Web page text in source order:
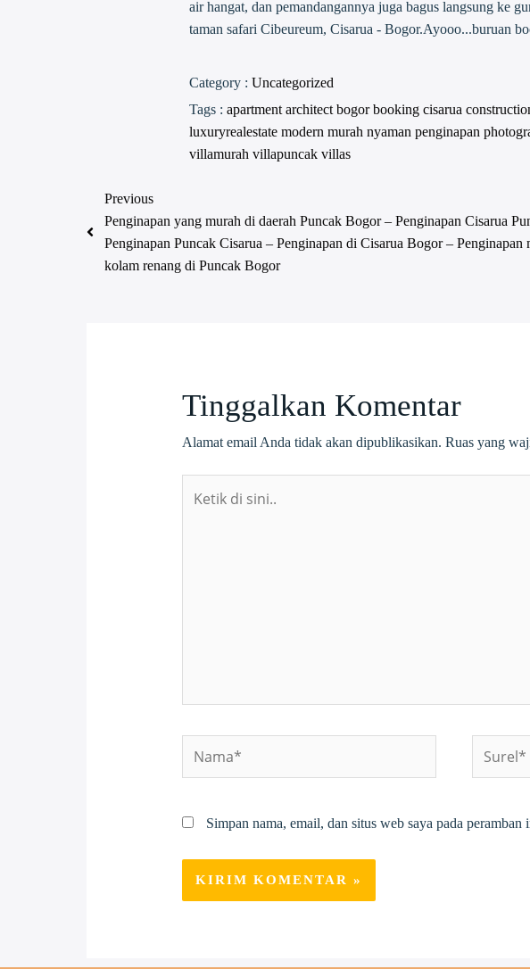
air hangat, dan pemandangannya juga bagus langsung ke
taman safari Cibeureum, Cisarua - Bogor.Ayooo...buruan
Category : Uncategorized
Tags : apartment architect bogorbooking cisarua
luxuryrealestate modern murah nyaman penginapan
villamurah villapuncak villas
Previous
Penginapan yang murah di daerah Puncak Bogor – Penginapan Cisarua
Penginapan Puncak Cisarua – Penginapan di Cisarua Bogor – Penginapan
kolam renang di Puncak Bogor
Tinggalkan Komentar
Alamat email Anda tidak akan dipublikasikan. Ruas yang
Simpan nama, email, dan situs web saya pada